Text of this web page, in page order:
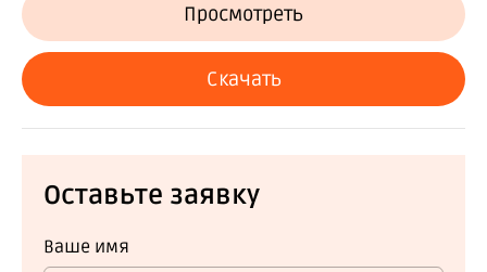
Просмотреть
Скачать
Оставьте заявку
Ваше имя